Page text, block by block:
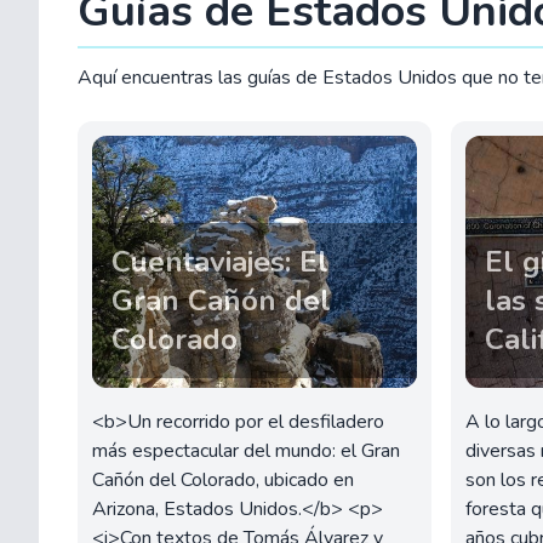
Aquí encuentras las guías de Estados Unidos que no
Cuentaviajes: El
Gran Cañón del
Colorado
<b>Un recorrido por el desfiladero
más espectacular del mundo: el Gran
Cañón del Colorado, ubicado en
Arizona, Estados Unidos.</b> <p>
El
las
A lo
diversas
son los
foresta